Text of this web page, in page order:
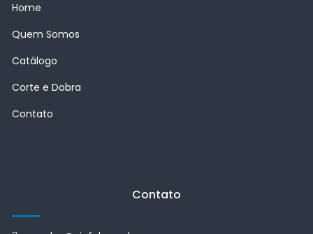
Home
Quem Somos
Catálogo
Corte e Dobra
Contato
Contato